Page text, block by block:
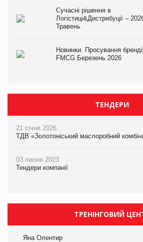
Сучасні рішення в
Логістиці&Дистрибуції –
Травень
Новинки. Просування
FMCG.Березень 2026
ТЕНДЕРИ
21 січня 2026
ТДВ «Золотоніський маслоробний
03 липня 2023
Тендери компанії
ТРЕНІНГОВИЙ
Яна Олентир